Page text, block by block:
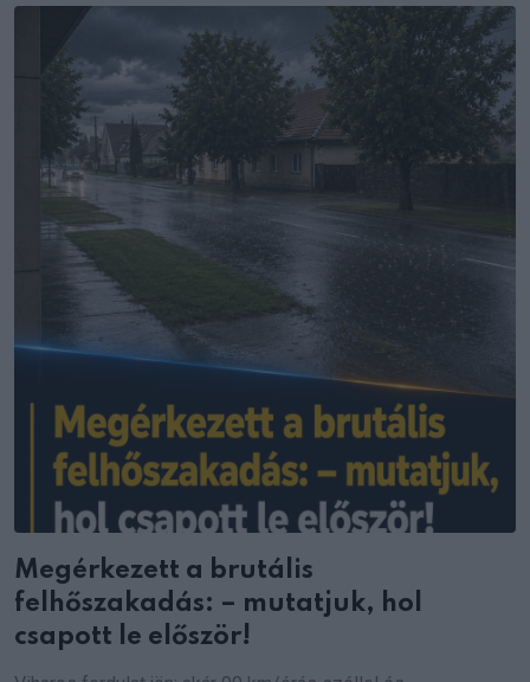
Megérkezett a brutális
felhőszakadás: – mutatjuk, hol
csapott le először!